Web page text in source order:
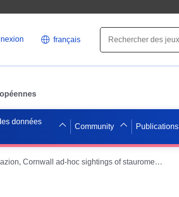
français
données
Community Publications
2011-15 David Fenwick Marazion, Cornwall ad-hoc sightings of stauromedusae